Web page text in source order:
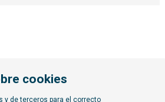
cookies
y de terceros para el correcto